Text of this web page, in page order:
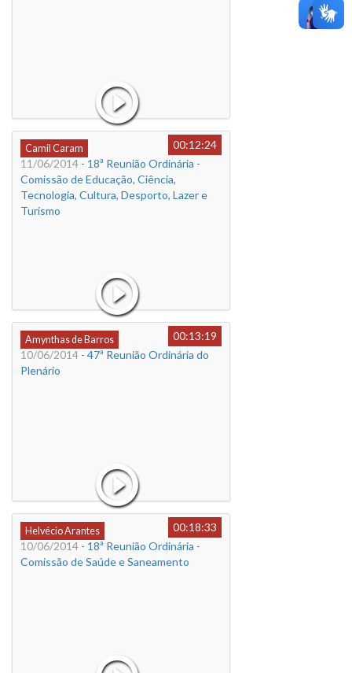
Camil Caram
00:12:24
11/06/2014 - 18ª Reunião Ordinária -
Comissão de Educação, Ciência,
Tecnologia, Cultura, Desporto, Lazer e
Turismo
Amynthas de Barros
00:13:19
10/06/2014 - 47ª Reunião Ordinária do
Plenário
Helvécio Arantes
00:18:33
10/06/2014 - 18ª Reunião Ordinária -
Comissão de Saúde e Saneamento